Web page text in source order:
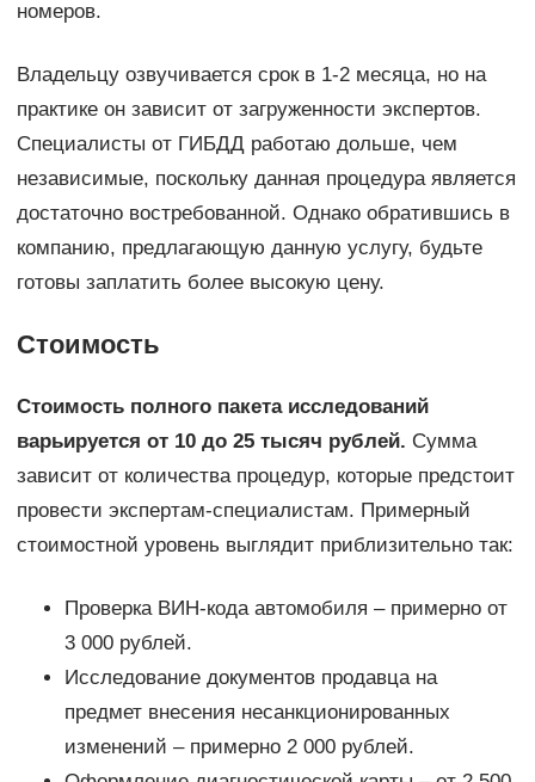
номеров.
Владельцу озвучивается срок в 1-2 месяца, но на
практике он зависит от загруженности экспертов.
Специалисты от ГИБДД работаю дольше, чем
независимые, поскольку данная процедура является
достаточно востребованной. Однако обратившись в
компанию, предлагающую данную услугу, будьте
готовы заплатить более высокую цену.
Стоимость
Стоимость полного пакета исследований
варьируется от 10 до 25 тысяч рублей. Сумма
зависит от количества процедур, которые предстоит
провести экспертам-специалистам. Примерный
стоимостной уровень выглядит приблизительно так:
Проверка ВИН-кода автомобиля – примерно от
3 000 рублей.
Исследование документов продавца на
предмет внесения несанкционированных
изменений – примерно 2 000 рублей.